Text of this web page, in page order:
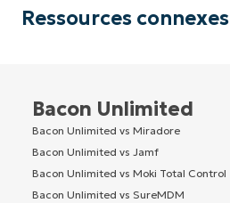
Ressources connexes
Bacon Unlimited
Bacon Unlimited vs Miradore
Bacon Unlimited vs Jamf
Bacon Unlimited vs Moki Total Control
Bacon Unlimited vs SureMDM